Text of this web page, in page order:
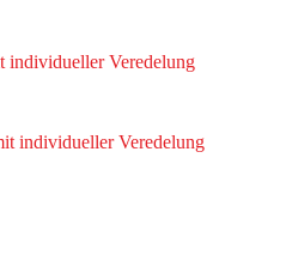
individueller Veredelung